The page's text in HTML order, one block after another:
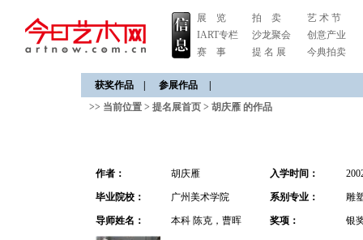
展 览
IART专栏
赛 事
拍 卖
沙龙聚会
提 名 展
艺 术 节
创意产业
今典拍卖
获奖作品 参展作品
>> 当前位置 > 提名展首页 > 胡庆雁 的作品
作者： 胡庆雁 入学时间：
毕业院校： 广州美术学院 系别专业： 雕
导师姓名： 本科 陈克，曹晖 奖项： 银